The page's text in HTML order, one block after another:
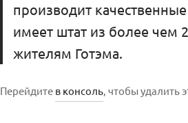
производит
имеет штат из более чем
жителям Готэма.
Перейдите в консоль , чтобы удалить